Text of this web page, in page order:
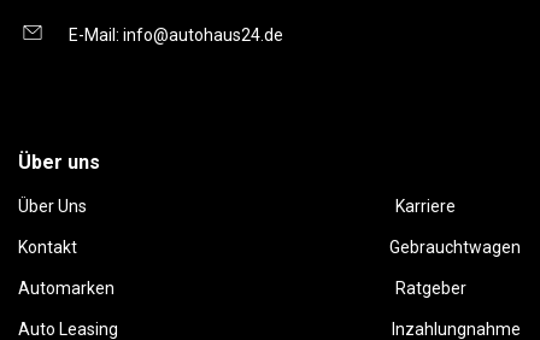
E-Mail: info@autohaus24.de
Über uns
Über Uns Karriere
Kontakt Gebrauchtwagen
Automarken Ratgeber
Auto Leasing Inzahlungnahme